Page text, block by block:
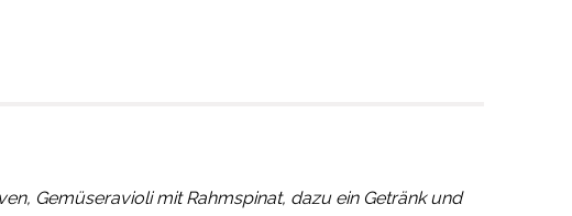
Gemüseravioli mitRahmspinat, dazu ein Getränk und